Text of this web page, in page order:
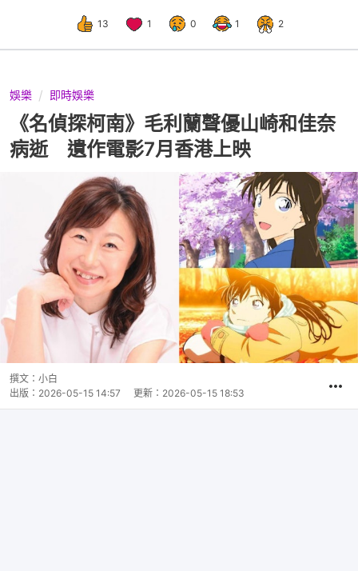
13 1 0 1 2
娛樂 即時娛樂
《名偵探柯南》毛利蘭聲優山崎和佳奈
病逝 遺作電影7月香港上映
撰文： 小白
出版： 2026-05-15 14:57 更新： 2026-05-15 18:53